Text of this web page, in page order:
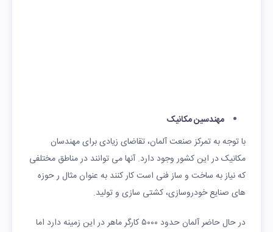
مهندسین مکانیک
با توجه به تمرکز صنعت آلمان، تقاضای زیادی برای مهندسان
مکانیک در این کشور وجود دارد. آنها می توانند در مناطق مختلفی
که نیاز به ساخت و ساز فنی است کار کنند به عنوان مثال ر حوزه
های صنایع خودروسازی، کشتی سازی و تولید.
در حال حاضر آلمان حدود ۵۰۰۰ کارگر ماهر در این زمینه دارد اما